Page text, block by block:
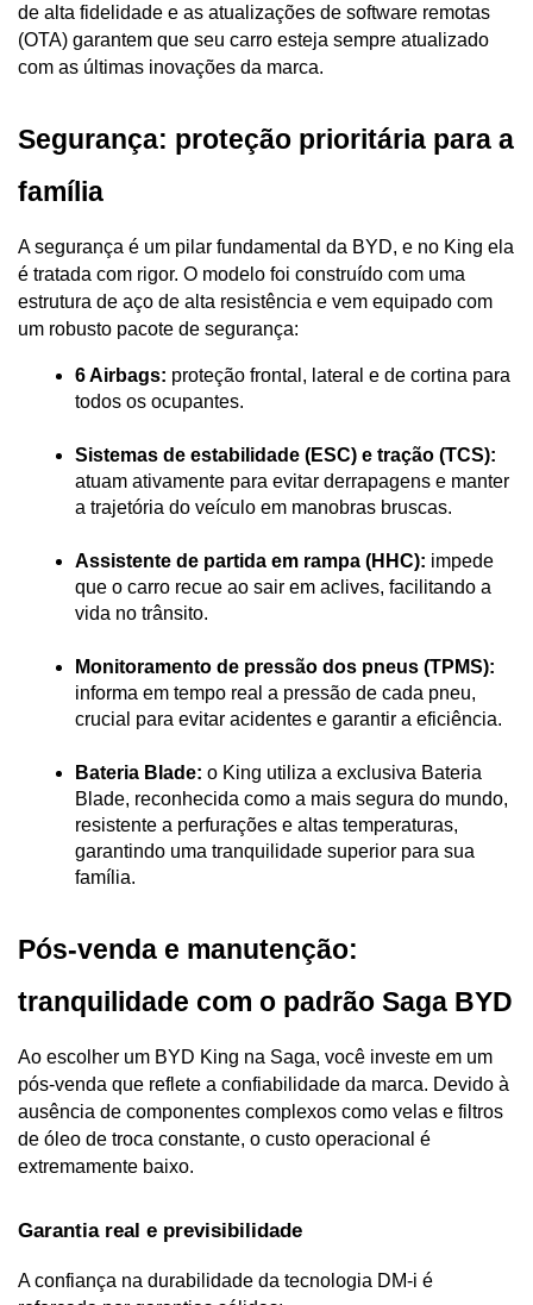
de alta fidelidade e as atualizações de software remotas
(OTA) garantem que seu carro esteja sempre atualizado
com as últimas inovações da marca.
Segurança: proteção prioritária para a
família
A segurança é um pilar fundamental da BYD, e no King ela
é tratada com rigor. O modelo foi construído com uma
estrutura de aço de alta resistência e vem equipado com
um robusto pacote de segurança:
6 Airbags: proteção frontal, lateral e de cortina para
todos os ocupantes.
Sistemas de estabilidade (ESC) e tração (TCS):
atuam ativamente para evitar derrapagens e manter
a trajetória do veículo em manobras bruscas.
Assistente de partida em rampa (HHC): impede
que o carro recue ao sair em aclives, facilitando a
vida no trânsito.
Monitoramento de pressão dos pneus (TPMS):
informa em tempo real a pressão de cada pneu,
crucial para evitar acidentes e garantir a eficiência.
Bateria Blade: o King utiliza a exclusiva Bateria
Blade, reconhecida como a mais segura do mundo,
resistente a perfurações e altas temperaturas,
garantindo uma tranquilidade superior para sua
família.
Pós-venda e manutenção:
tranquilidade com o padrão Saga BYD
Ao escolher um BYD King na Saga, você investe em um
pós-venda que reflete a confiabilidade da marca. Devido à
ausência de componentes complexos como velas e filtros
de óleo de troca constante, o custo operacional é
extremamente baixo.
Garantia real e previsibilidade
A confiança na durabilidade da tecnologia DM-i é